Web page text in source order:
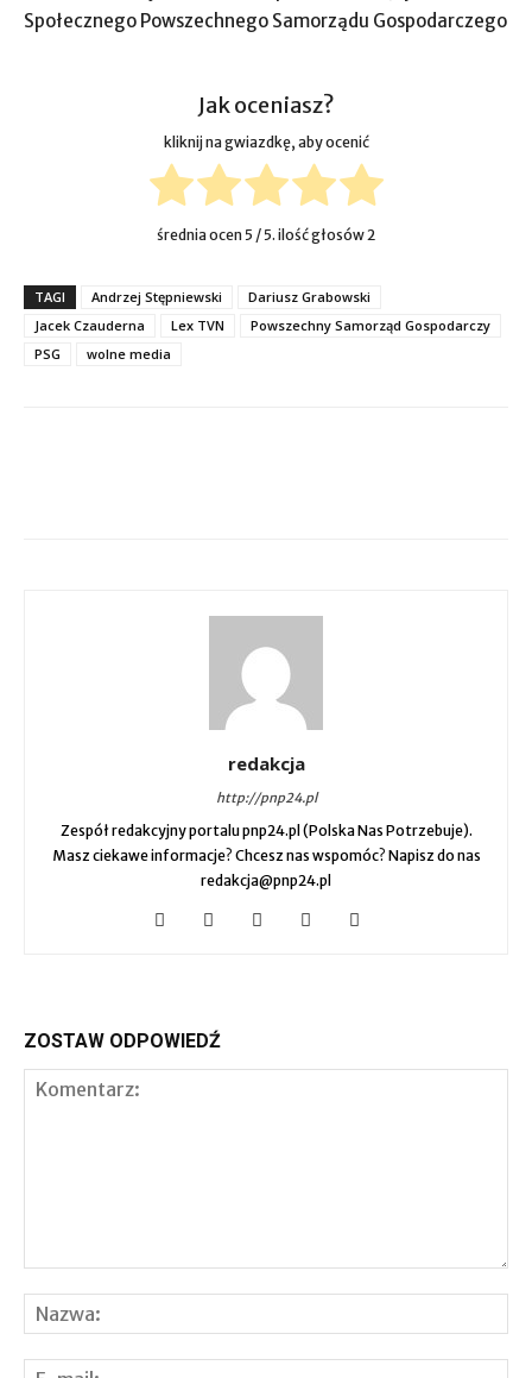
Społecznego Powszechnego Samorządu Gospodarczego
Jak oceniasz?
kliknij na gwiazdkę, aby ocenić
średnia ocen 5 / 5. ilość głosów2
TAGI Andrzej Stępniewski
Dariusz Grabowski
Jacek Czauderna
Lex TVN
Powszechny Samorząd Gospodarczy
PSG
wolne media
redakcja
http://pnp24.pl
Zespół redakcyjny portalu pnp24.pl (Polska Nas Potrzebuje).
Masz ciekawe informacje? Chcesz nas wspomóc? Napisz do nas
redakcja@pnp24.pl
ZOSTAW ODPOWIEDŹ